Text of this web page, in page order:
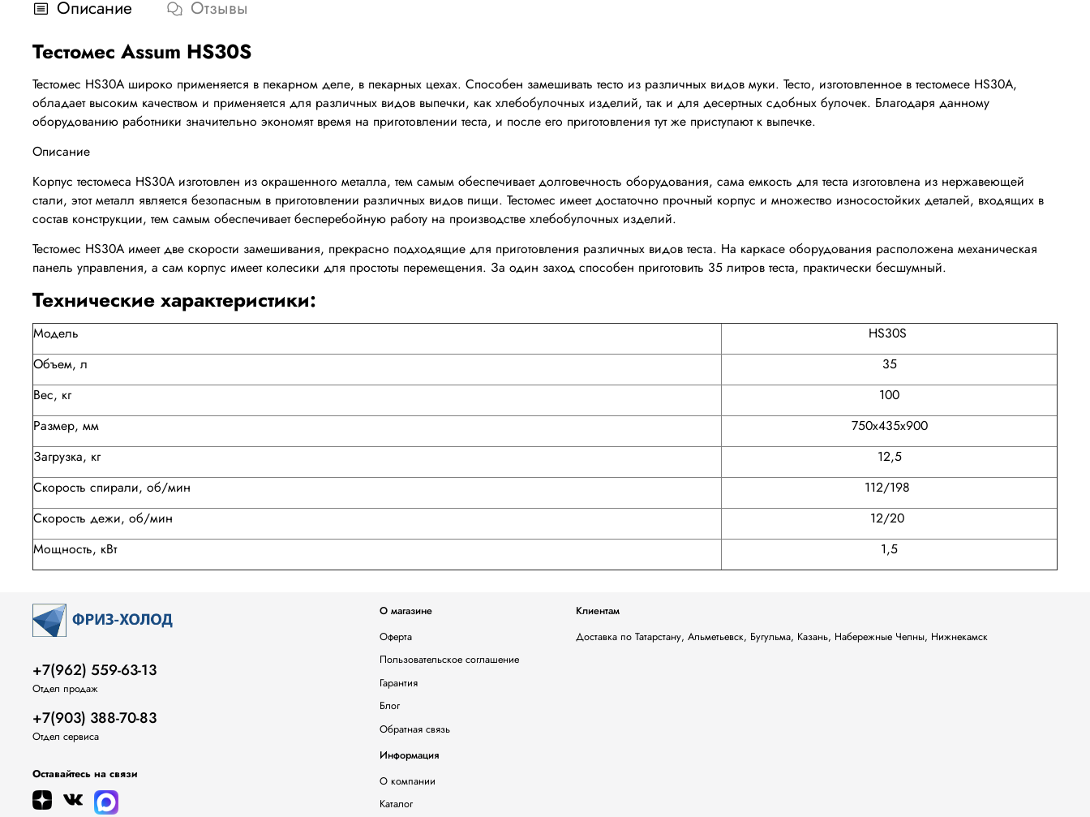
Описание Отзывы
Тестомес Assum HS30S
Тестомес HS30A широко применяется в пекарном деле, в пекарных цехах. Способен замешивать тесто из различных видов муки. Тесто, изготовленное в тестомесе HS30A,
обладает высоким качеством и применяется для различных видов выпечки, как хлебобулочных изделий, так и для десертных сдобных булочек. Благодаря данному
оборудованию работники значительно экономят время на приготовлении теста, и после его приготовления тут же приступают к выпечке.
Описание
Корпус тестомеса HS30A изготовлен из окрашенного металла, тем самым обеспечивает долговечность оборудования, сама емкость для теста изготовлена из нержавеющей
стали, этот металл является безопасным в приготовлении различных видов пищи. Тестомес имеет достаточно прочный корпус и множество износостойких деталей, входящих в
состав конструкции, тем самым обеспечивает бесперебойную работу на производстве хлебобулочных изделий.
Тестомес HS30A имеет две скорости замешивания, прекрасно подходящие для приготовления различных видов теста. На каркасе оборудования расположена механическая
панель управления, а сам корпус имеет колесики для простоты перемещения. За один заход способен приготовить 35 литров теста, практически бесшумный.
Технические характеристики:
Модель
HS30S
Объем, л
35
Вес, кг
100
Размер, мм
750х435х900
Загрузка, кг
12,5
Скорость спирали, об/мин
112/198
Скорость дежи, об/мин
12/20
Мощность, кВт
1,5
О магазине
Оферта
Пользовательское соглашение
Гарантия
Блог
Обратная связь
Клиентам
Доставка по Татарстану, Альметьевск, Бугульма, Казань, Набережные Челны, Нижнекамск
Информация
О компании
Каталог
+7(962) 559-63-13
Отдел продаж
+7(903) 388-70-83
Отдел сервиса
Оставайтесь на связи